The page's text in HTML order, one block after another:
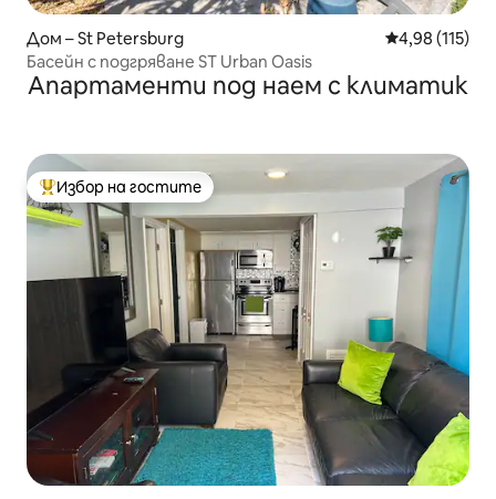
Дом – St Petersburg Средна
4,98 (115)
Басейн с подгряване ST Urban Oasis
Апартаменти под наем с климатик
Най-популярен избор на гостите
Избор на гостите